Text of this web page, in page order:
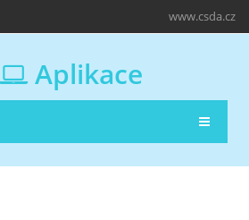
www.csda.cz
Aplikace